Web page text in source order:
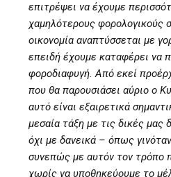
επιτρέψει να έχουμε
χαμηλότερους φορολογικούς
οικονομία αναπτύσσεται με
επειδή έχουμε καταφέρει να
φοροδιαφυγή. Από εκεί
που θα παρουσιάσει αύριο ο
αυτό είναι εξαιρετικά
μεσαία τάξη με τις δικές μας
όχι με δανεικά – όπως
συνεπώς με αυτόν τον τρόπο
χωρίς να υποθηκεύουμε το